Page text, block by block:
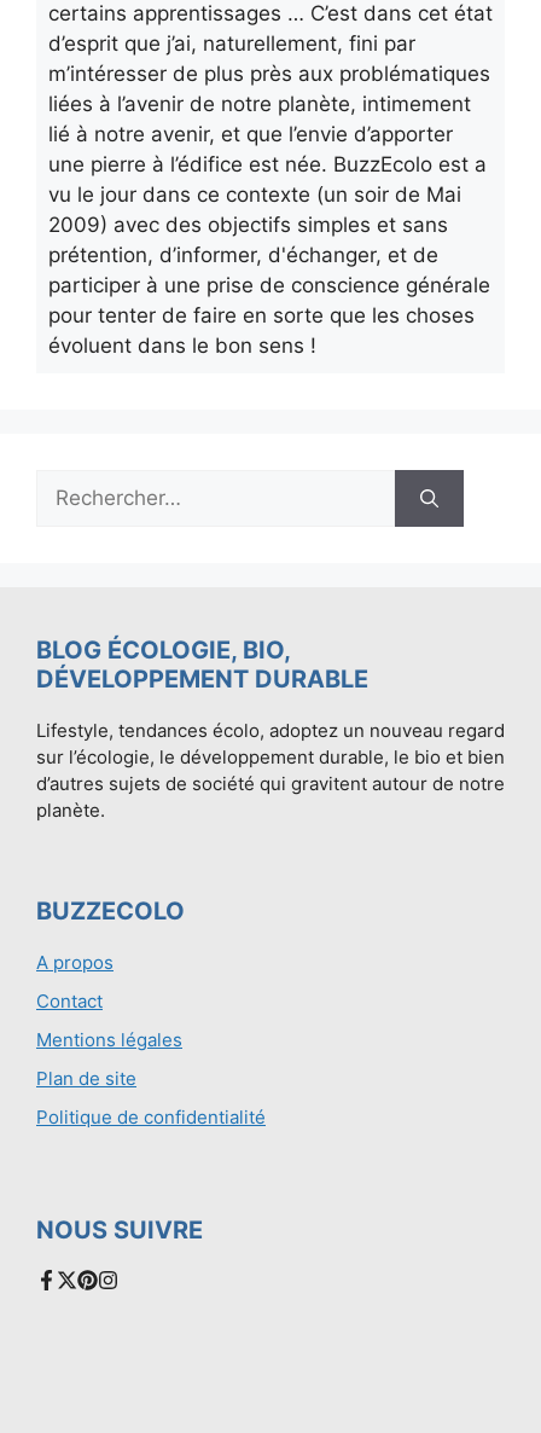
certains apprentissages … C’est dans cet état
d’esprit que j’ai, naturellement, fini par
m’intéresser de plus près aux problématiques
liées à l’avenir de notre planète, intimement
lié à notre avenir, et que l’envie d’apporter
une pierre à l’édifice est née. BuzzEcolo est a
vu le jour dans ce contexte (un soir de Mai
2009) avec des objectifs simples et sans
prétention, d’informer, d'échanger, et de
participer à une prise de conscience générale
pour tenter de faire en sorte que les choses
évoluent dans le bon sens !
Rechercher :
BLOG ÉCOLOGIE, BIO,
DÉVELOPPEMENT DURABLE
Lifestyle, tendances écolo, adoptez un nouveau regard
sur l’écologie, le développement durable, le bio et bien
d’autres sujets de société qui gravitent autour de notre
planète.
BUZZECOLO
A propos
Contact
Mentions légales
Plan de site
Politique de confidentialité
NOUS SUIVRE